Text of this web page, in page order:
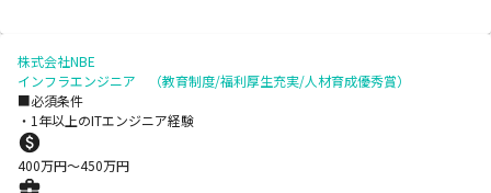
株式会社NBE
インフラエンジニア （教育制度/福利厚生充実/人材育成優秀賞）
■必須条件
・1年以上のITエンジニア経験
400万円〜450万円